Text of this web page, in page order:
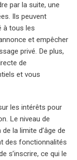
par la suite, une
Ils peuvent
à tous les
et empêcher
privé. De plus,
de
et vous
les intérêts pour
Le niveau de
la limite d’âge de
des fonctionnalités
s’inscrire, ce qui le